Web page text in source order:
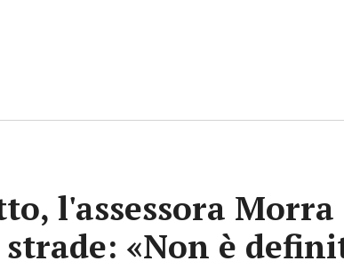
l'assessora
«Non è